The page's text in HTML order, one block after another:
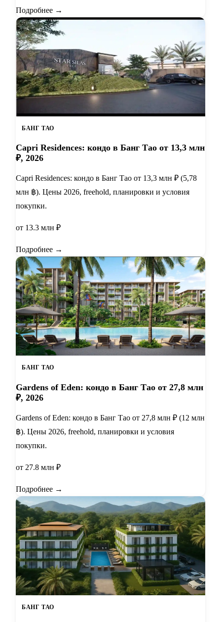
Подробнее →
БАНГ ТАО
Capri Residences: кондо в Банг Тао от 13,3 млн
₽, 2026
Capri Residences: кондо в Банг Тао от 13,3 млн ₽ (5,78
млн ฿). Цены 2026, freehold, планировки и условия
покупки.
от 13.3 млн ₽
Подробнее →
БАНГ ТАО
Gardens of Eden: кондо в Банг Тао от 27,8 млн
₽, 2026
Gardens of Eden: кондо в Банг Тао от 27,8 млн ₽ (12 млн
฿). Цены 2026, freehold, планировки и условия
покупки.
от 27.8 млн ₽
Подробнее →
БАНГ ТАО